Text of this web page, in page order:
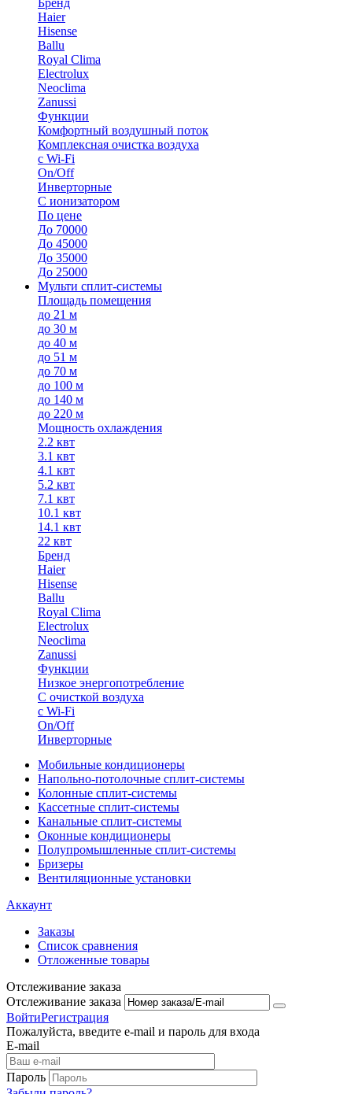
Бренд
Haier
Hisense
Ballu
Royal Clima
Electrolux
Neoclima
Zanussi
Функции
Комфортный воздушный поток
Комплексная очистка воздуха
с Wi-Fi
On/Off
Инверторные
С ионизатором
По цене
До 70000
До 45000
До 35000
До 25000
Мульти сплит-системы
Площадь помещения
до 21 м
до 30 м
до 40 м
до 51 м
до 70 м
до 100 м
до 140 м
до 220 м
Мощность охлаждения
2.2 квт
3.1 квт
4.1 квт
5.2 квт
7.1 квт
10.1 квт
14.1 квт
22 квт
Бренд
Haier
Hisense
Ballu
Royal Clima
Electrolux
Neoclima
Zanussi
Функции
Низкое энергопотребление
С очисткой воздуха
с Wi-Fi
On/Off
Инверторные
Мобильные кондиционеры
Напольно-потолоч​ные ​сплит-системы
Колонные ​​сплит-системы
Кассетные сплит-системы
Канальные сплит-системы
Оконные кондиционеры
Полупромышленные сплит-системы
Бризеры
Вентиляционные установки
Аккаунт
Заказы
Список сравнения
Отложенные товары
Отслеживание заказа
Отслеживание заказа
ВойтиРегистрация
Пожалуйста, введите e-mail и пароль для входа
E-mail
Пароль